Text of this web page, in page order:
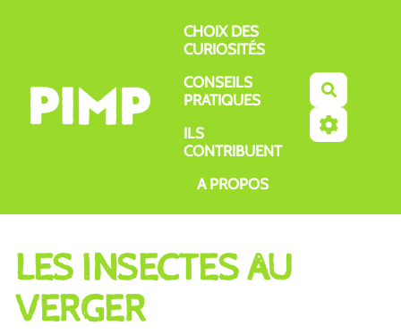
CHOIX DES
CURIOSITÉS
CONSEILS
PRATIQUES
ILS
CONTRIBUENT
A PROPOS
LES INSECTES AU
VERGER